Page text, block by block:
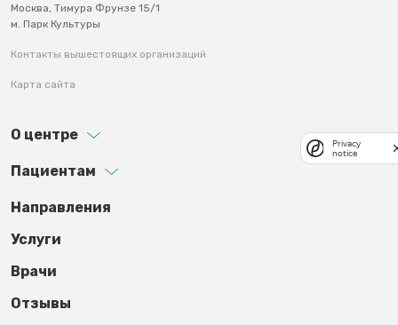
Москва, Тимура Фрунзе 15/1
м. Парк Культуры
Контакты вышестоящих организаций
Карта сайта
О центре
Пациентам
Footer third
Направления
Услуги
Врачи
Отзывы
Privacy
notice